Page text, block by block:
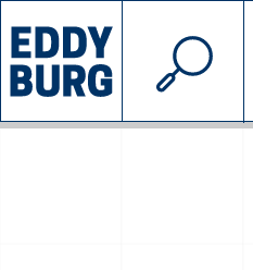
INIZIATIVE
© 2026